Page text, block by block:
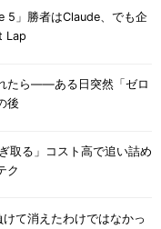
5」勝者はClaude、でも企
Lap
たら――ある日突然「ゼロ
後
取る」コスト高で追い詰め
ク
て消えたわけではなかっ